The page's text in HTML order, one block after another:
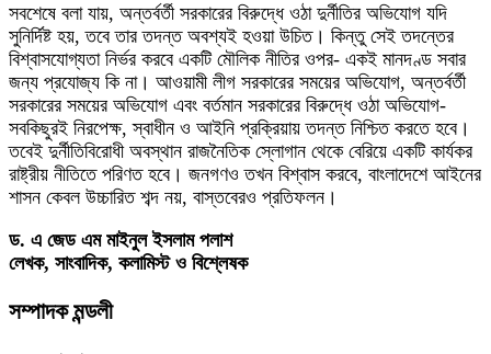
সবশেষে বলা যায়, অন্তর্বর্তী সরকারের বিরুদ্ধে ওঠা দুর্নীতির অভিযোগ যদি
সুনির্দিষ্ট হয়, তবে তার তদন্ত অবশ্যই হওয়া উচিত। কিন্তু সেই তদন্তের
বিশ্বাসযোগ্যতা নির্ভর করবে একটি মৌলিক নীতির ওপর- একই মানদণ্ড সবার
জন্য প্রযোজ্য কি না। আওয়ামী লীগ সরকারের সময়ের অভিযোগ, অন্তর্বর্তী
সরকারের সময়ের অভিযোগ এবং বর্তমান সরকারের বিরুদ্ধে ওঠা অভিযোগ-
সবকিছুরই নিরপেক্ষ, স্বাধীন ও আইনি প্রক্রিয়ায় তদন্ত নিশ্চিত করতে হবে।
তবেই দুর্নীতিবিরোধী অবস্থান রাজনৈতিক স্লোগান থেকে বেরিয়ে একটি কার্যকর
রাষ্ট্রীয় নীতিতে পরিণত হবে। জনগণও তখন বিশ্বাস করবে, বাংলাদেশে আইনের
শাসন কেবল উচ্চারিত শব্দ নয়, বাস্তবেরও প্রতিফলন।
ড. এ জেড এম মাইনুল ইসলাম পলাশ
লেখক, সাংবাদিক, কলামিস্ট ও বিশ্লেষক
সম্পাদক মন্ডলী